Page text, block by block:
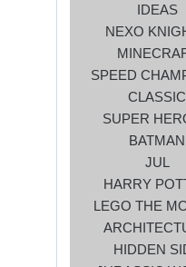
IDEAS
NEXO
SPEED
CLASSIC
SUPER
BATMAN
JUL
HARRY
LEGO THE
HIDDEN